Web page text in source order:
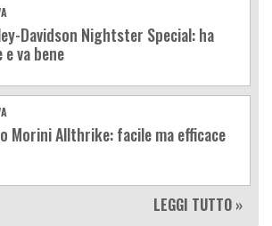
Davidson Nightster Special: ha
va bene
Morini Allthrike: facile ma efficace
LEGGI TUTTO »